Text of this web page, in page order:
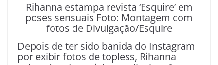
Rihanna estampa revista ‘Esquire’ em
poses sensuais Foto: Montagem com
fotos de Divulgação/Esquire
Depois de ter sido banida do Instagram
por exibir fotos de topless, Rihanna